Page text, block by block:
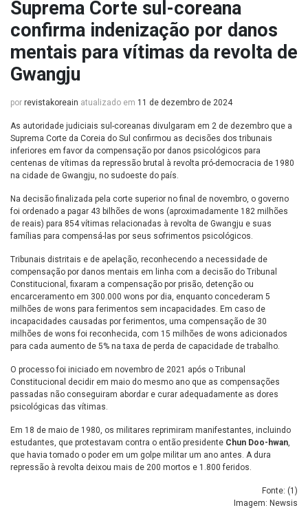
Suprema Corte sul-coreana
confirma indenização por danos
mentais para vítimas da revolta de
Gwangju
por revistakoreain atualizado em 11 de dezembro de 2024
As autoridade judiciais sul-coreanas divulgaram em 2 de dezembro que a
Suprema Corte da Coreia do Sul confirmou as decisões dos tribunais
inferiores em favor da compensação por danos psicológicos para
centenas de vítimas da repressão brutal à revolta pró-democracia de 1980
na cidade de Gwangju, no sudoeste do país.
Na decisão finalizada pela corte superior no final de novembro, o governo
foi ordenado a pagar 43 bilhões de wons (aproximadamente 182 milhões
de reais) para 854 vítimas relacionadas à revolta de Gwangju e suas
famílias para compensá-las por seus sofrimentos psicológicos.
Tribunais distritais e de apelação, reconhecendo a necessidade de
compensação por danos mentais em linha com a decisão do Tribunal
Constitucional, fixaram a compensação por prisão, detenção ou
encarceramento em 300.000 wons por dia, enquanto concederam 5
milhões de wons para ferimentos sem incapacidades. Em caso de
incapacidades causadas por ferimentos, uma compensação de 30
milhões de wons foi reconhecida, com 15 milhões de wons adicionados
para cada aumento de 5% na taxa de perda de capacidade de trabalho.
O processo foi iniciado em novembro de 2021 após o Tribunal
Constitucional decidir em maio do mesmo ano que as compensações
passadas não conseguiram abordar e curar adequadamente as dores
psicológicas das vítimas.
Em 18 de maio de 1980, os militares reprimiram manifestantes, incluindo
estudantes, que protestavam contra o então presidente Chun Doo-hwan,
que havia tomado o poder em um golpe militar um ano antes. A dura
repressão à revolta deixou mais de 200 mortos e 1.800 feridos.
Fonte: (1 )
Imagem: Newsis